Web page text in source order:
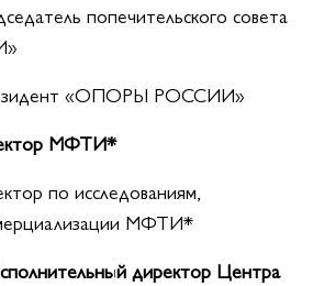
попечительского совета
«ОПОРЫ РОССИИ»
МФТИ*
по исследованиям,
МФТИ*
директор Центра